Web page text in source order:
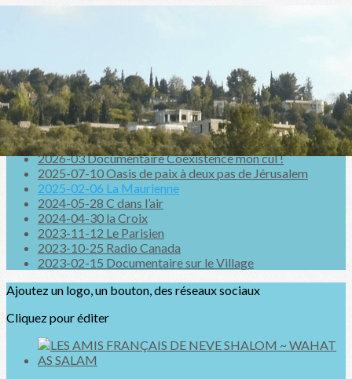
Menu
<
>
2026-03 Documentaire Coexistence mon cul !
2025-07-10 Oasis de paix à deux pas de Jérusalem
2025-02-06 La Maurienne
2024-05-28 C dans l’air
2024-04-30 la Croix
2023-11-12 Le Parisien
2023-10-25 Radio Canada
2023-02-15 Documentaire sur le Village
Ajoutez un logo, un bouton, des réseaux sociaux
Cliquez pour éditer